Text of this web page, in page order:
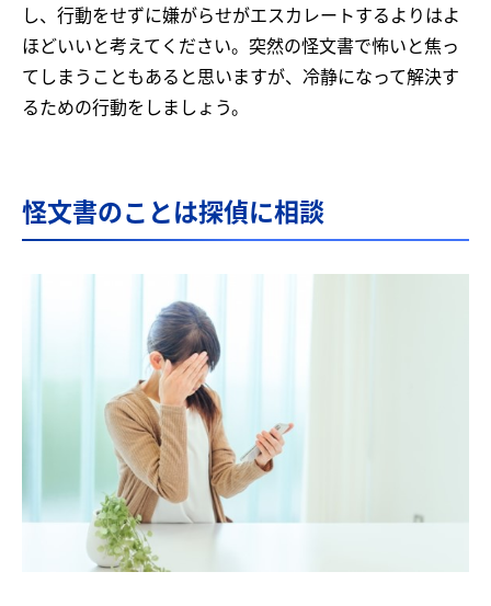
し、行動をせずに嫌がらせがエスカレートするよりはよ
ほどいいと考えてください。突然の怪文書で怖いと焦っ
てしまうこともあると思いますが、冷静になって解決す
るための行動をしましょう。
怪文書のことは探偵に相談